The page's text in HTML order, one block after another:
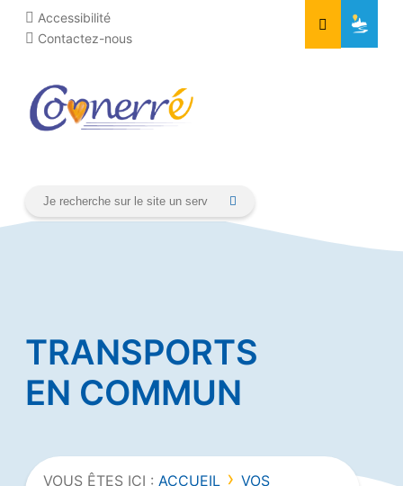
Aller Accessibilité
Contactez-nous
TRANSPORTS
EN COMMUN
VOUS ÊTES ICI : ACCUEIL ›VOS
Cookies management panel